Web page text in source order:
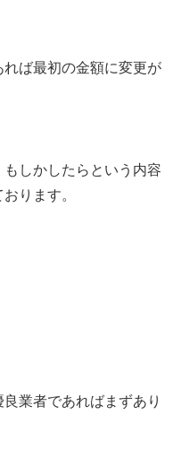
ば最初の金額に変更が
しかしたらという内容
ります。
業者であればまずあり